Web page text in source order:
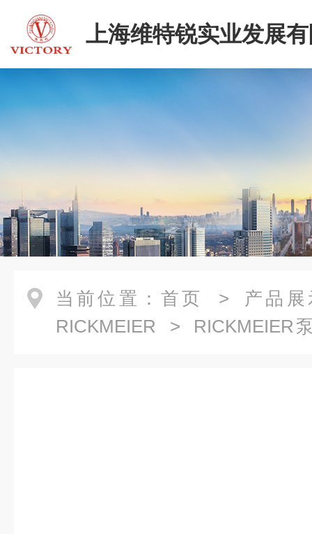
上海维特锐实业发展
当前位置： 首页 > 产品展
RICKMEIER > RICKMEIER